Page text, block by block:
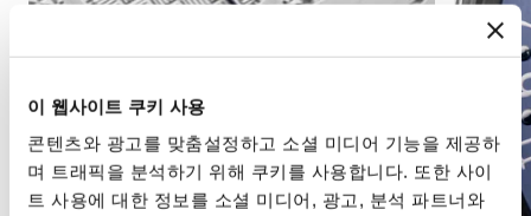
이 웹사이트 쿠키 사용
콘텐츠와 광고를 맞춤설정하고 소셜 미디어 기능을 제공하
며 트래픽을 분석하기 위해 쿠키를 사용합니다. 또한 사이
트 사용에 대한 정보를 소셜 미디어, 광고, 분석 파트너와